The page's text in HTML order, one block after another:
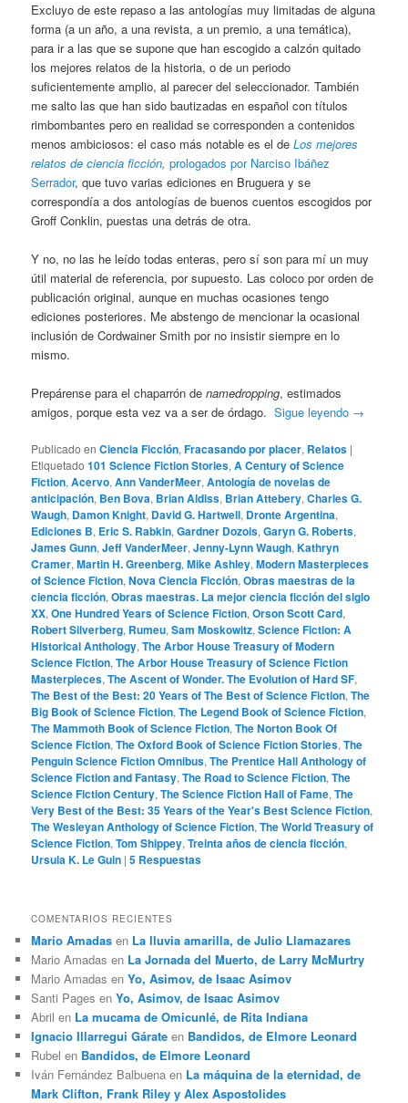
Excluyo de este repaso a las antologías muy limitadas de alguna
forma (a un año, a una revista, a un premio, a una temática),
para ir a las que se supone que han escogido a calzón quitado
los mejores relatos de la historia, o de un periodo
suficientemente amplio, al parecer del seleccionador. También
me salto las que han sido bautizadas en español con títulos
rimbombantes pero en realidad se corresponden a contenidos
menos ambiciosos: el caso más notable es el deLos mejores
relatos de ciencia ficción, prologados por Narciso Ibáñez
Serrador, que tuvo varias ediciones en Bruguera y se
correspondía a dos antologías de buenos cuentos escogidos por
Groff Conklin, puestas una detrás de otra.
Y no, no las he leído todas enteras, pero sí son para mí un muy
útil material de referencia, por supuesto. Las coloco por orden de
publicación original, aunque en muchas ocasiones tengo
ediciones posteriores. Me abstengo de mencionar la ocasional
inclusión de Cordwainer Smith por no insistir siempre en lo
mismo.
Prepárense para el chaparrón denamedropping, estimados
amigos, porque esta vez va a ser de órdago. Sigue leyendo →
Publicado en Ciencia Ficción,Fracasando por placer, Relatos |
Etiquetado 101 Science Fiction Stories,A Century of Science
Fiction,Acervo,Ann VanderMeer,Antología de novelas de
anticipación, Ben Bova, Brian Aldiss, Brian Attebery,Charles G.
Waugh, Damon Knight, David G. Hartwell, Dronte Argentina,
Ediciones B, Eric S. Rabkin,Gardner Dozois,Garyn G. Roberts,
James Gunn,Jeff VanderMeer,Jenny-Lynn Waugh,Kathryn
Cramer,Martin H. Greenberg,Mike Ashley,Modern Masterpieces
of Science Fiction,Nova Ciencia Ficción,Obras maestras de la
ciencia ficción,Obras maestras. La mejor ciencia ficción del siglo
XX,One Hundred Years of Science Fiction,Orson Scott Card,
Robert Silverberg, Rumeu,Sam Moskowitz,Science Fiction: A
Historical Anthology,The Arbor House Treasury of Modern
Science Fiction,The Arbor House Treasury of Science Fiction
Masterpieces,The Ascent of Wonder. The Evolution of Hard SF,
The Best of the Best: 20 Years of The Best of Science Fiction,The
Big Book of Science Fiction,The Legend Book of Science Fiction,
The Mammoth Book of Science Fiction,The Norton Book Of
Science Fiction,The Oxford Book of Science Fiction Stories,The
Penguin Science Fiction Omnibus,The Prentice Hall Anthology of
Science Fiction and Fantasy,The Road to Science Fiction,The
Science Fiction Century,The Science Fiction Hall of Fame,The
Very Best of the Best: 35 Years of the Year's Best Science Fiction,
The Wesleyan Anthology of Science Fiction,The World Treasury of
Science Fiction,Tom Shippey,Treinta años de ciencia ficción,
Ursula K. Le Guin |5 Respuestas
COMENTARIOS RECIENTES
Mario Amadas en La lluvia amarilla, de Julio Llamazares
Mario Amadas en La Jornada del Muerto, de Larry McMurtry
Mario Amadas enYo, Asimov, de Isaac Asimov
Santi Pages enYo, Asimov, de Isaac Asimov
Abril en La mucama de Omicunlé, de Rita Indiana
Ignacio Illarregui Gárate en Bandidos, de Elmore Leonard
Rubel en Bandidos, de Elmore Leonard
Iván Fernández Balbuena en La máquina de la eternidad, de
Mark Clifton, Frank Riley y Alex Aspostolides